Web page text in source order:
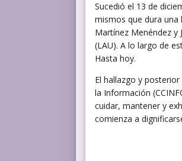
Sucedió el 13 de
mismos que dura una
Martínez Menéndez y
(LAU). A lo largo de
Hasta hoy.
El hallazgo y
la Información
cuidar, mantener y
comienza a